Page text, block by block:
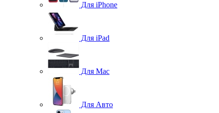
Для iPhone
Для iPad
Для Mac
Для Авто